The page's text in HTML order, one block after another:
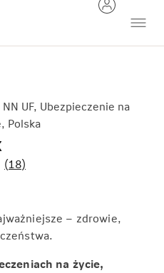
UF, Ubezpieczenie na
Polska
(18)
– zdrowie,
na życie,